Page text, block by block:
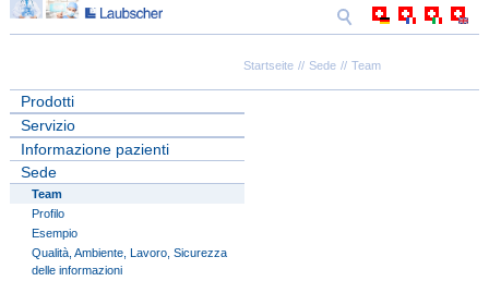
Startseite Sede Team
Prodotti
Servizio
Informazione pazienti
Sede
Team
Profilo
Esempio
Qualità, Ambiente, Lavoro, Sicurezza
delle informazioni